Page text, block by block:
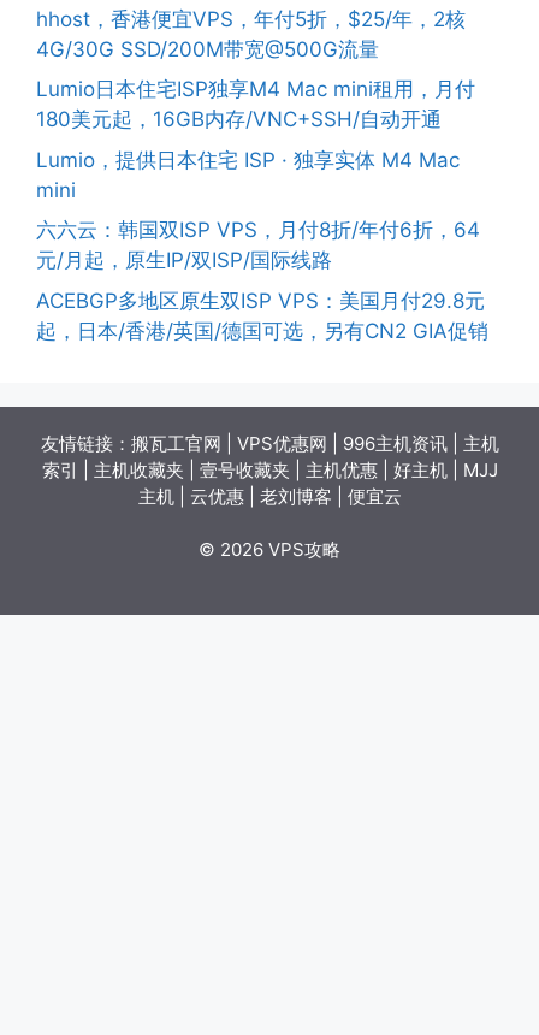
hhost，香港便宜VPS，年付5折，$25/年，2核
4G/30G SSD/200M带宽@500G流量
Lumio日本住宅ISP独享M4 Mac mini租用，月付
180美元起，16GB内存/VNC+SSH/自动开通
Lumio，提供日本住宅 ISP · 独享实体 M4 Mac
mini
六六云：韩国双ISP VPS，月付8折/年付6折，64
元/月起，原生IP/双ISP/国际线路
ACEBGP多地区原生双ISP VPS：美国月付29.8元
起，日本/香港/英国/德国可选，另有CN2 GIA促销
友情链接： 搬瓦工官网 VPS优惠网 996主机资讯| 主机
索引
主机收藏夹 壹号收藏夹 主机优惠| 好主机| MJJ
主机| 云优惠| 老刘博客 便宜云
© 2026 VPS攻略